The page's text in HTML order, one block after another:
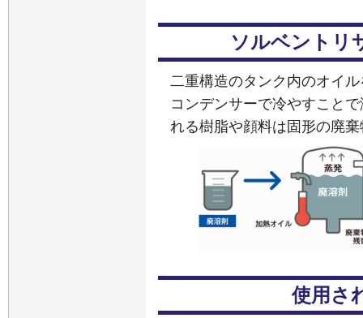
ソルベントリ
二重構造のタンク内のオイ
コンデンサーで冷やすこと
れる樹脂や顔料は固形の廃
使用さ